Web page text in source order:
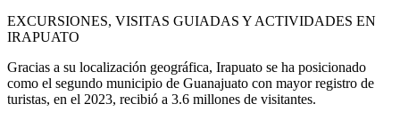
EXCURSIONES, VISITAS GUIADAS Y ACTIVIDADES EN
IRAPUATO
Gracias a su localización geográfica, Irapuato se ha posicionado
como el segundo municipio de Guanajuato con mayor registro de
turistas, en el 2023, recibió a 3.6 millones de visitantes.